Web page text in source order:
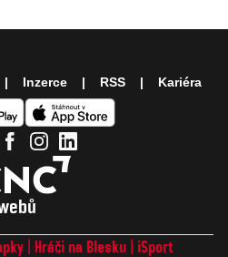
Hráči na Blesku
iSport
Inzerce RSS Kariéra